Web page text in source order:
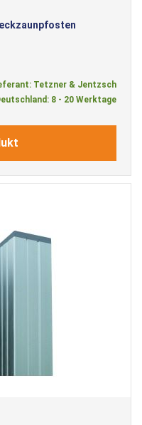
Tetzner & Jentzsch
8 - 20 Werktage